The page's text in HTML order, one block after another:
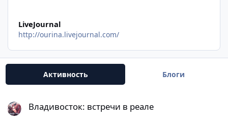
LiveJournal
http://ourina.livejournal.com/
Активность Блоги
Владивосток: встречи в реале